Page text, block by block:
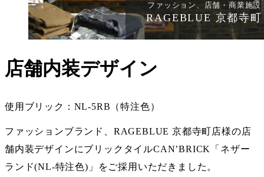
ファッション、店舗・商業施設
RAGEBLUE 京都寺町
店舗内装デザイン
使用ブリック：NL-5RB（特注色）
ファッションブランド、RAGEBLUE 京都寺町店様の店
舗内装デザインにブリックタイルCAN’BRICK「ネザー
ランド(NL-特注色)」をご採用いただきました。